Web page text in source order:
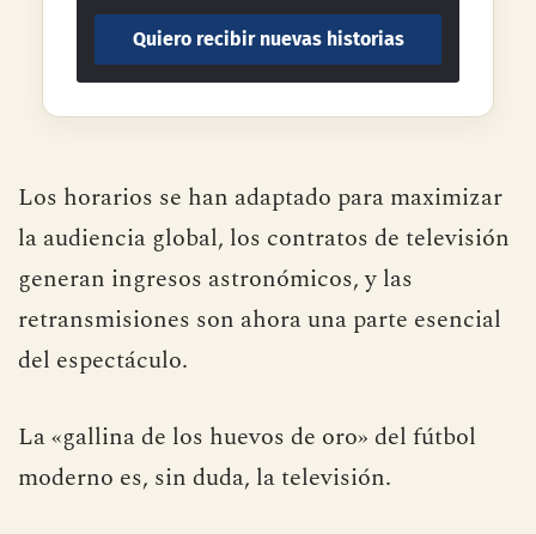
Los horarios se han adaptado para maximizar
la audiencia global, los contratos de televisión
generan ingresos astronómicos, y las
del espectáculo.